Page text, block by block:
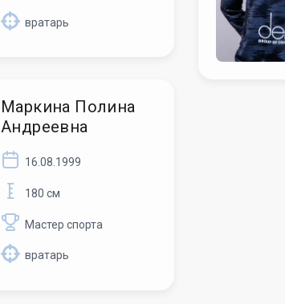
вратарь
Маркина Полина
Андреевна
16.08.1999
180 см
Мастер спорта
вратарь